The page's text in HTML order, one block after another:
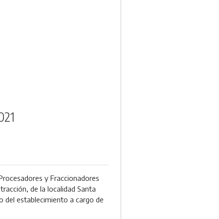
y Fraccionadores
de la localidad Santa
del establecimiento a cargo de